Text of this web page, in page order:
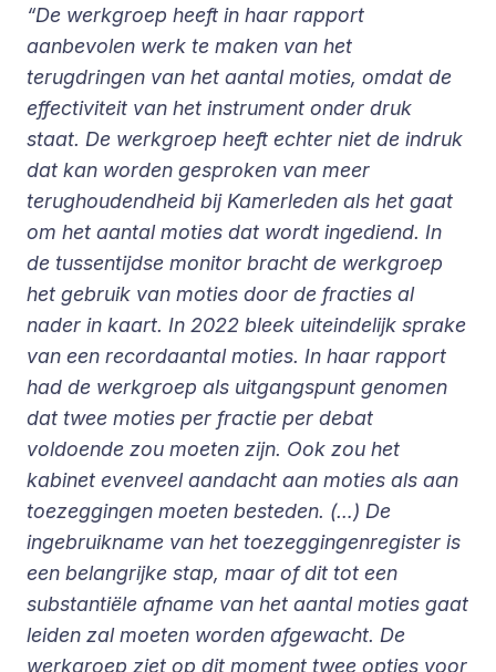
“De werkgroep heeft in haar rapport
aanbevolen werk te maken van het
terugdringen van het aantal moties, omdat de
effectiviteit van het instrument onder druk
staat. De werkgroep heeft echter niet de indruk
dat kan worden gesproken van meer
terughoudendheid bij Kamerleden als het gaat
om het aantal moties dat wordt ingediend. In
de tussentijdse monitor bracht de werkgroep
het gebruik van moties door de fracties al
nader in kaart. In 2022 bleek uiteindelijk sprake
van een recordaantal moties. In haar rapport
had de werkgroep als uitgangspunt genomen
dat twee moties per fractie per debat
voldoende zou moeten zijn. Ook zou het
kabinet evenveel aandacht aan moties als aan
toezeggingen moeten besteden. (…) De
ingebruikname van het toezeggingenregister is
een belangrijke stap, maar of dit tot een
substantiële afname van het aantal moties gaat
leiden zal moeten worden afgewacht. De
werkgroep ziet op dit moment twee opties voor